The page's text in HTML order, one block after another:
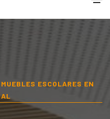
ESCOLARES EN